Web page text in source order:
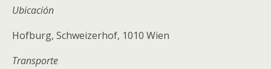
Ubicación
Hofburg, Schweizerhof, 1010 Wien
Transporte